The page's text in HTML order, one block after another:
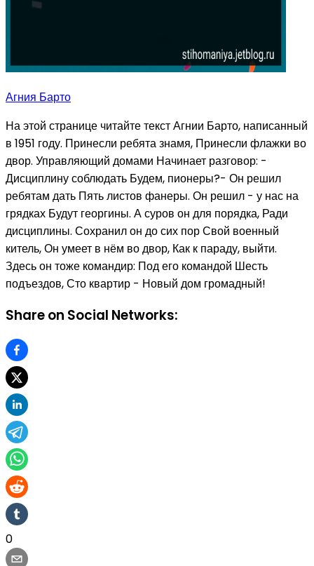
Агния Барто
На этой странице читайте текст Агнии Барто, написанный
в 1951 году. Принесли ребята знамя, Принесли флажки во
двор. Управляющий домами Начинает разговор: -
Дисциплину соблюдать Будем, пионеры?- Он решил
ребятам дать Пять листов фанеры. Он решил - у нас на
грядках Будут георгины. А суров он для порядка, Ради
дисциплины. Сохранил он до сих пор Свой военный
китель, Он умеет в нём во двор, Как к параду, выйти.
Здесь он тоже командир: Под его командой Шесть
подъездов, Сто квартир - Новый дом громадный!
Share on Social Networks:
0